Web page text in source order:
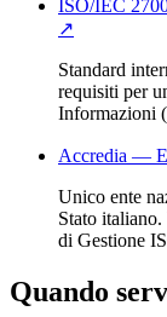
ISO/IEC
↗
Standard
requisiti per
Informazioni
Accredia —
Unico ente
Stato
di Gestione
Quando